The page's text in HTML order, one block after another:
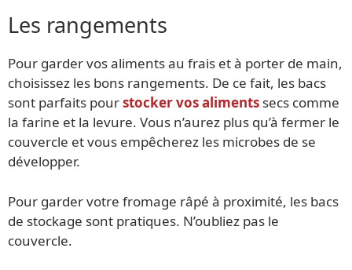
Les rangements
Pour garder vos aliments au frais et à porter de main,
choisissez les bons rangements. De ce fait, les bacs
sont parfaits pourstocker vos aliments secs comme
la farine et la levure. Vous n’aurez plus qu’à fermer le
couvercle et vous empêcherez les microbes de se
développer.
Pour garder votre fromage râpé à proximité, les bacs
de stockage sont pratiques. N’oubliez pas le
couvercle.